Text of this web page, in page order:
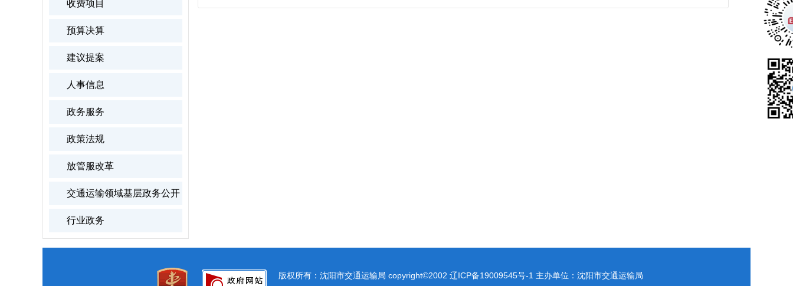
收费项目
预算决算
建议提案
人事信息
政务服务
政策法规
放管服改革
交通运输领域基层政务公开
行业政务
版权所有：沈阳市交通运输局 copyright©2002 辽ICP备19009545号-1 主办单位：沈阳市交通运输局